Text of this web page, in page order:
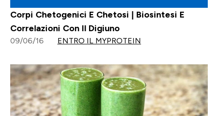
Corpi Chetogenici E Chetosi | Biosintesi E
Correlazioni Con Il Digiuno
09/06/16 ENTRO IL MYPROTEIN